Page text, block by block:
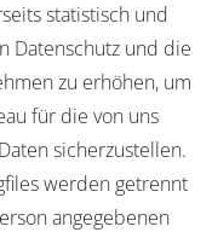
statistisch und
Datenschutz und die
zu erhöhen, um
für die von uns
sicherzustellen.
werden getrennt
angegebenen